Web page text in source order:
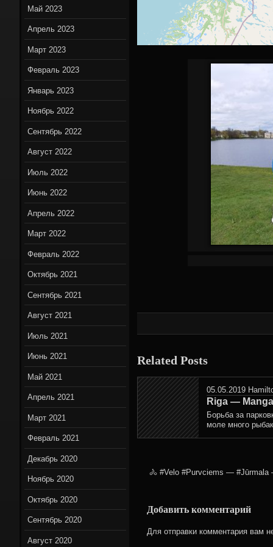
Related Posts
05.05.2019
Riga —
Борьба за
моле много
🚴‍ #Velo #Purvciems —
Добавить комментарий
Для отправки комментария вам
Май 2023
Апрель 2023
Март 2023
Февраль 2023
Январь 2023
Ноябрь 2022
Сентябрь 2022
Август 2022
Июль 2022
Июнь 2022
Апрель 2022
Март 2022
Февраль 2022
Октябрь 2021
Сентябрь 2021
Август 2021
Июль 2021
Июнь 2021
Май 2021
Апрель 2021
Март 2021
Февраль 2021
Декабрь 2020
Ноябрь 2020
Октябрь 2020
Сентябрь 2020
Август 2020